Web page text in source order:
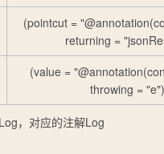
(pointcut =
returning =
(value =
throwing = "e")
，对应的注解Log